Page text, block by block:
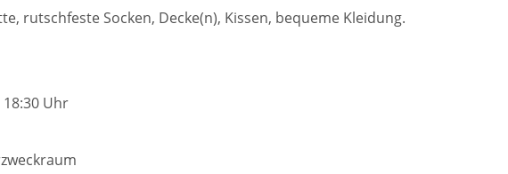
rutschfeste Socken, Decke(n), Kissen, bequeme Kleidung.
18:30 Uhr